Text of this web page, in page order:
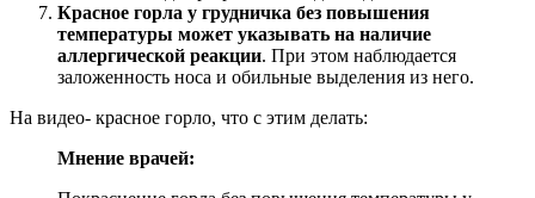
Красное горла у грудничка без повышения
температуры может указывать на наличие
аллергической реакции. При этом наблюдается
заложенность носа и обильные выделения из него.
На видео- красное горло, что с этим делать:
Мнение врачей: